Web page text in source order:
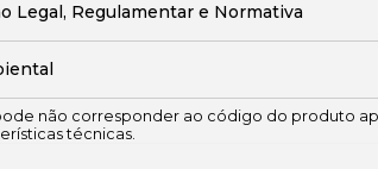
Legal, Regulamentar e Normativa
não corresponder ao código do produto
técnicas.